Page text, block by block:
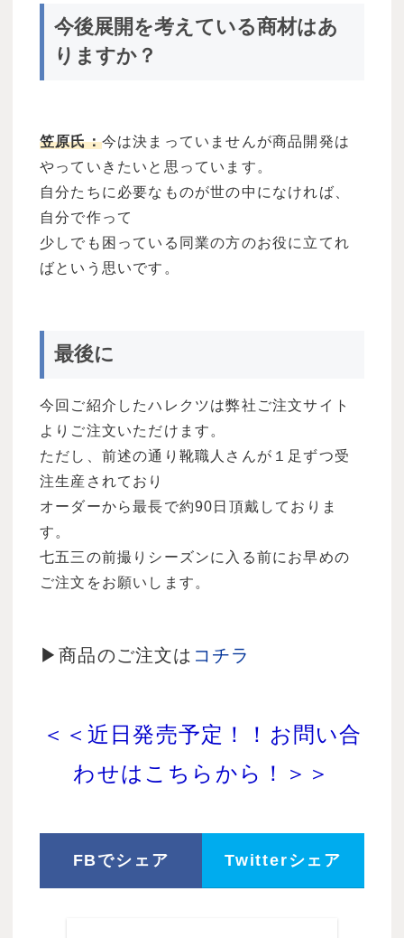
今後展開を考えている商材はあ
りますか？
笠原氏：今は決まっていませんが商品開発は
やっていきたいと思っています。
自分たちに必要なものが世の中になければ、
自分で作って
少しでも困っている同業の方のお役に立てれ
ばという思いです。
最後に
今回ご紹介したハレクツは弊社ご注文サイト
よりご注文いただけます。
ただし、前述の通り靴職人さんが１足ずつ受
注生産されており
オーダーから最長で約90日頂戴しておりま
す。
七五三の前撮りシーズンに入る前にお早めの
ご注文をお願いします。
▶商品のご注文は コチラ
＜＜近日発売予定！！お問い合
わせはこちらから！＞＞
FBでシェア Twitterシェア